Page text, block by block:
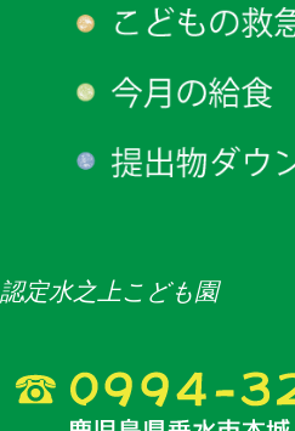
認定水之上こども園